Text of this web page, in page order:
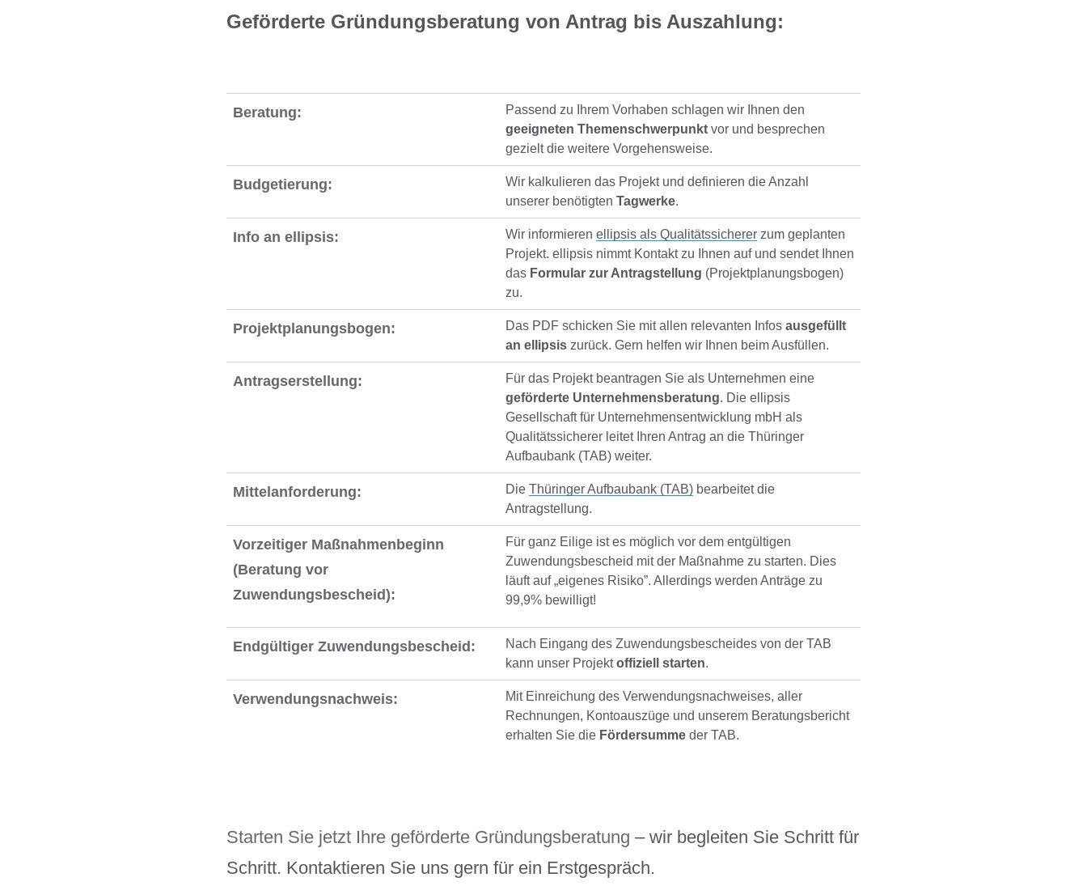
Geförderte Gründungsberatung von Antrag bis Auszahlung:
Beratung:
Passend zu Ihrem Vorhaben schlagen wir Ihnen den
geeigneten Themenschwerpunkt vor und besprechen
gezielt die weitere Vorgehensweise.
Budgetierung:
Wir kalkulieren das Projekt und definieren die Anzahl
unserer benötigten Tagwerke.
Info an ellipsis: Wir informieren ellipsis als Qualitätssicherer zum geplanten
Projekt. ellipsis nimmt Kontakt zu Ihnen auf und sendet Ihnen
das Formular zur Antragstellung (Projektplanungsbogen)
zu.
Projektplanungsbogen: Das PDF schicken Sie mit allen relevanten Infos ausgefüllt
an ellipsis zurück. Gern helfen wir Ihnen beim Ausfüllen.
Antragserstellung:
Für das Projekt beantragen Sie als Unternehmen eine
geförderte Unternehmensberatung. Die ellipsis
Gesellschaft für Unternehmensentwicklung mbH als
Qualitätssicherer leitet Ihren Antrag an die Thüringer
Aufbaubank (TAB) weiter.
Mittelanforderung: Die Thüringer Aufbaubank (TAB) bearbeitet die
Antragstellung.
Vorzeitiger Maßnahmenbeginn
(Beratung vor
Zuwendungsbescheid):
Für ganz Eilige ist es möglich vor dem entgültigen
Zuwendungsbescheid mit der Maßnahme zu starten. Dies
läuft auf „eigenes Risiko”. Allerdings werden Anträge zu
99,9% bewilligt!
Endgültiger Zuwendungsbescheid:
Nach Eingang des Zuwendungsbescheides von der TAB
kann unser Projektoffiziell starten.
Verwendungsnachweis:
Mit Einreichung des Verwendungsnachweises, aller
Rechnungen, Kontoauszüge und unserem Beratungsbericht
erhalten Sie die Fördersumme der TAB.
Starten Sie jetzt Ihre geförderte Gründungsberatung – wir begleiten Sie Schritt für
Schritt. Kontaktieren Sie uns gern für ein Erstgespräch.